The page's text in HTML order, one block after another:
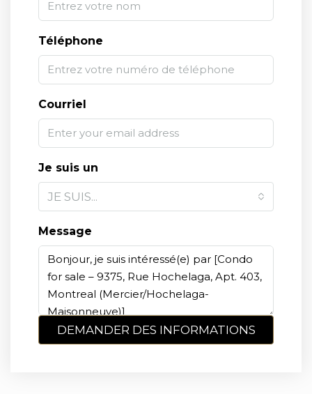
Téléphone
Courriel
Je suis un
JE SUIS...
Message
DEMANDER DES INFORMATIONS